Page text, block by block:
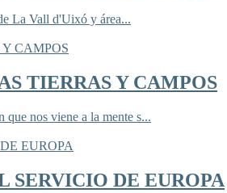
La Vall d'Uixó y área...
TIERRAS Y CAMPOS
que nos viene a la mente s...
SERVICIO DE EUROPA